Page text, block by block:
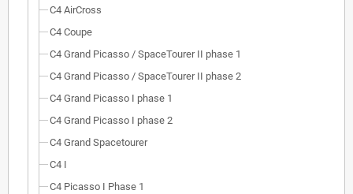
C4 AirCross
C4 Coupe
C4 Grand Picasso / SpaceTourer II phase 1
C4 Grand Picasso / SpaceTourer II phase 2
C4 Grand Picasso I phase 1
C4 Grand Picasso I phase 2
C4 Grand Spacetourer
C4 I
C4 Picasso I Phase 1